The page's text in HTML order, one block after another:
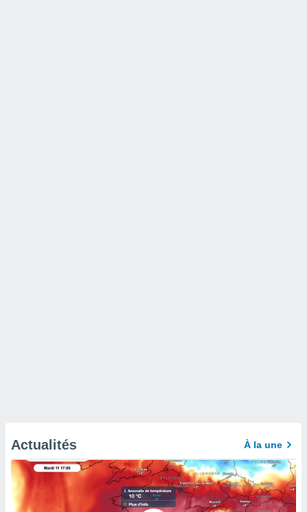
Actualités À la une